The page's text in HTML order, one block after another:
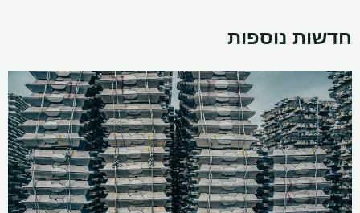
חדשות נוספות